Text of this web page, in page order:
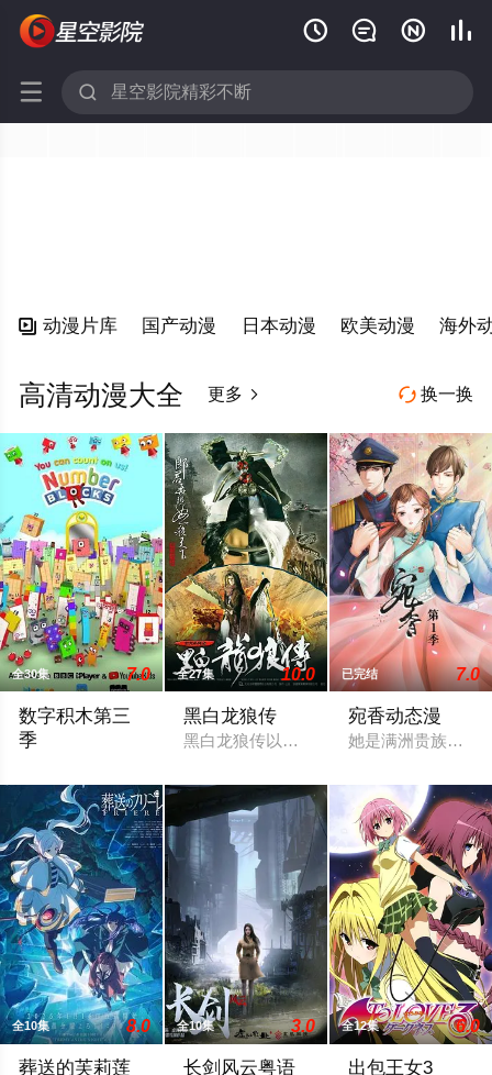
   
 
 动漫片库 国产动漫 日本动漫 欧美动漫 海外
 换一换
高清动漫大全 更多 
全30集 7.0
数字积木第三
季
全27集 10.0
黑白龙狼传
黑白龙狼传以史艳文大战藏镜人为开场，
已完结 7.0
宛香动态漫
她是满洲贵族佟佳
全10集 8.0
葬送的芙莉莲
全10集 3.0
长剑风云粤语
全12集 6.0
出包王女3